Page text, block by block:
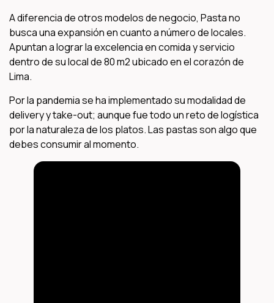
A diferencia de otros modelos de negocio, Pasta no
busca una expansión en cuanto a número de locales.
Apuntan a lograr la excelencia en comida y servicio
dentro de su local de 80 m2 ubicado en el corazón de
Lima.
Por la pandemia se ha implementado su modalidad de
delivery y take-out; aunque fue todo un reto de logística
por la naturaleza de los platos. Las pastas son algo que
debes consumir al momento.